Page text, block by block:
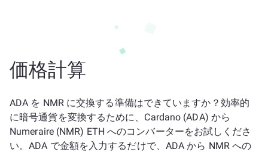
価格計算
ADA を NMR に交換する準備はできていますか？効率的
に暗号通貨を変換するために、Cardano (ADA) から
Numeraire (NMR) ETH へのコンバーターをお試しくださ
い。ADA で金額を入力するだけで、ADA から NMR への